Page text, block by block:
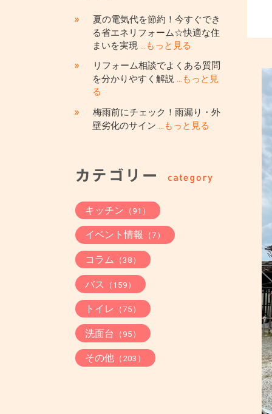
»
夏の電気代を節約！今すぐでき
る省エネリフォーム☆快適な住
まいを実現…もっと見る
»
リフォーム相談でよくある質問
を分かりやすく解説…もっと見
る
»
梅雨前にチェック！雨漏り・外
壁劣化のサイン…もっと見る
キッチン （91）
イベント情報 （7）
コラム （38）
バス （159）
トイレ （75）
洗面台 （95）
その他（203）